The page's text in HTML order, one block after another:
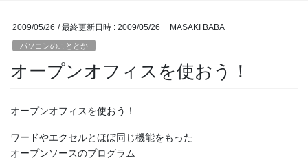
2009/05/26 / 最終更新日時 : 2009/05/26 MASAKI BABA
パソコンのこととか
オープンオフィスを使おう！
オープンオフィスを使おう！
ワードやエクセルとほぼ同じ機能をもった
オープンソースのプログラム